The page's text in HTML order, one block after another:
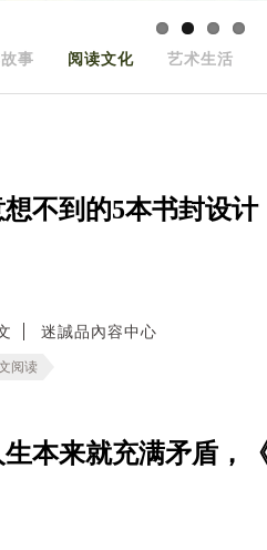
事 阅读文化 艺术生活
想不到的5本书封设
迷誠品內容中心
阅读
生本来就充满矛盾，